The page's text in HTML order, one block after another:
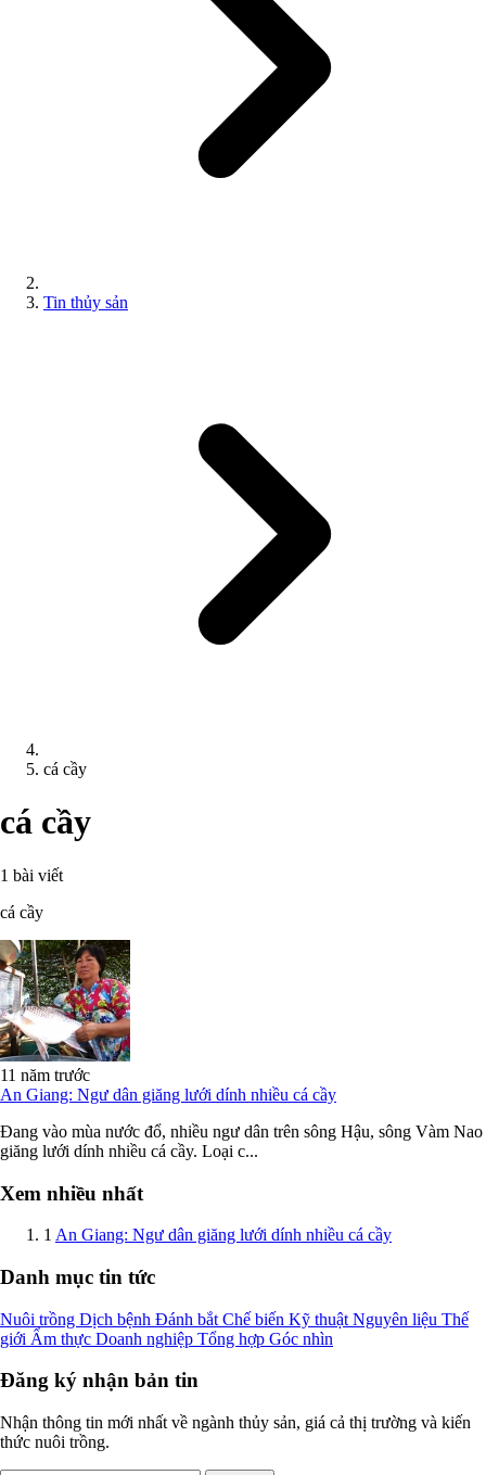
Tin thủy sản
cá cầy
cá cầy
1 bài viết
cá cầy
11 năm trước
An Giang: Ngư dân giăng lưới dính nhiều cá cầy
Đang vào mùa nước đổ, nhiều ngư dân trên sông Hậu, sông Vàm Nao
giăng lưới dính nhiều cá cầy. Loại c...
Xem nhiều nhất
1 An Giang: Ngư dân giăng lưới dính nhiều cá cầy
Danh mục tin tức
Nuôi trồng Dịch bệnh Đánh bắt Chế biến Kỹ thuật Nguyên liệu Thế
giới Ẩm thực Doanh nghiệp Tổng hợp Góc nhìn
Đăng ký nhận bản tin
Nhận thông tin mới nhất về ngành thủy sản, giá cả thị trường và kiến
thức nuôi trồng.